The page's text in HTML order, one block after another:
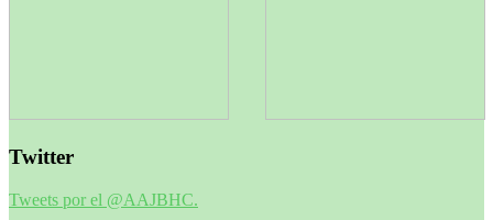
Twitter
Tweets por el @AAJBHC.